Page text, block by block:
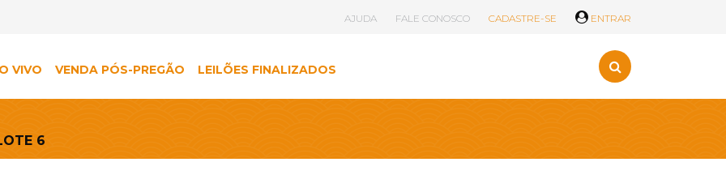
AJUDA FALE CONOSCO CADASTRE-SE ENTRAR
VIVO VENDA PÓS-PREGÃO LEILÕES FINALIZADOS
6